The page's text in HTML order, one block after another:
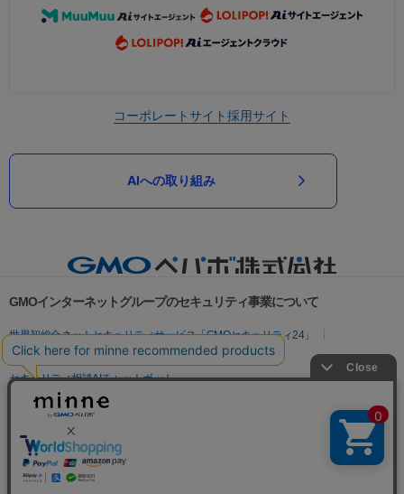
コーポレートサイト採用サイト
AIへの取り組み
GMOインターネットグループのセキュリティ事業について
世界初総合ネットセキュリティサービス「GMOセキュリティ24」
パスワード漏洩診断
Webサイトリスク診断
セキュリティ相談AIチャットボット
実在証明・盗聴対策
サイバー攻撃対策（GMO Flatt Security）
セキュリティ事業の軌跡